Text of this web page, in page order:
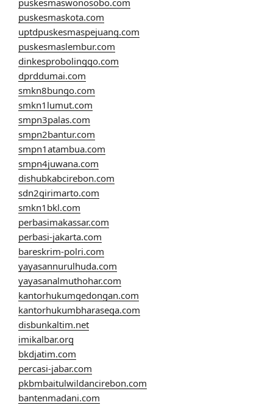
puskesmaswonosobo.com
puskesmaskota.com
uptdpuskesmaspejuang.com
puskesmaslembur.com
dinkesprobolinggo.com
dprddumai.com
smkn8bungo.com
smkn1lumut.com
smpn3palas.com
smpn2bantur.com
smpn1atambua.com
smpn4juwana.com
dishubkabcirebon.com
sdn2girimarto.com
smkn1bkl.com
perbasimakassar.com
perbasi-jakarta.com
bareskrim-polri.com
yayasannurulhuda.com
yayasanalmuthohar.com
kantorhukumgedongan.com
kantorhukumbharasega.com
disbunkaltim.net
imikalbar.org
bkdjatim.com
percasi-jabar.com
pkbmbaitulwildancirebon.com
bantenmadani.com